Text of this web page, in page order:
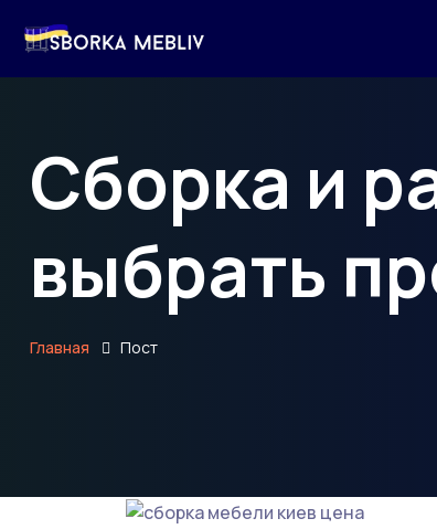
Сборка и
выбрать
Главная Пост